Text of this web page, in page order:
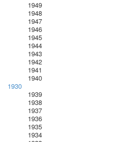
1949
1948
1947
1946
1945
1944
1943
1942
1941
1940
1930
1939
1938
1937
1936
1935
1934